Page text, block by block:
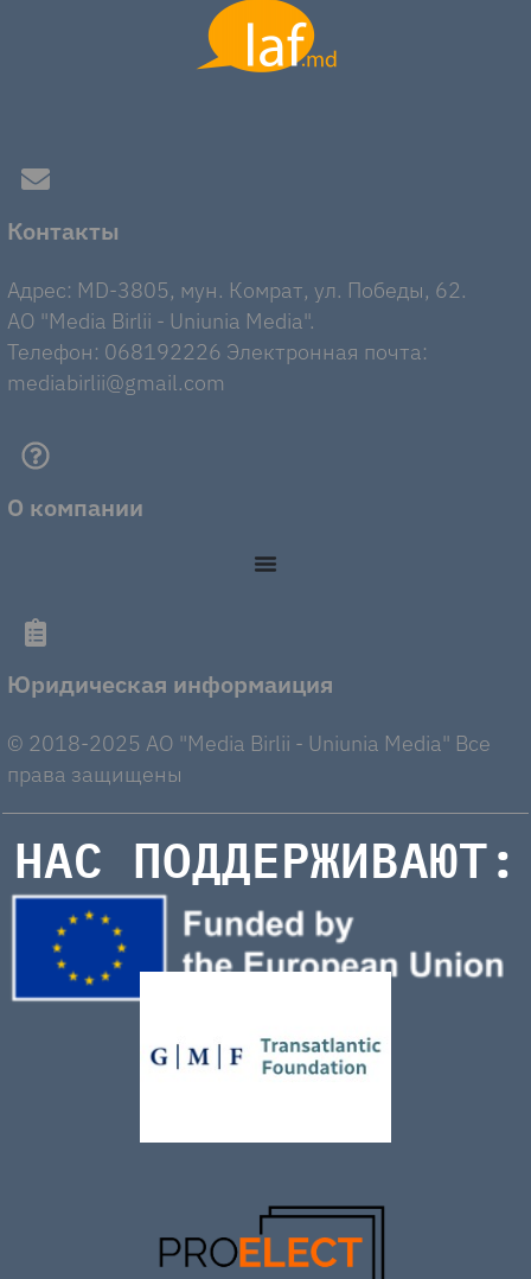
Контакты
Адрес: MD-3805, мун. Комрат, ул. Победы, 62.
AO "Media Birlii - Uniunia Media".
Телефон: 068192226 Электронная почта:
mediabirlii@gmail.com
О компании
Юридическая информаиция
© 2018-2025 AO "Media Birlii - Uniunia Media" Все
права защищены
НАС ПОДДЕРЖИВАЮТ: